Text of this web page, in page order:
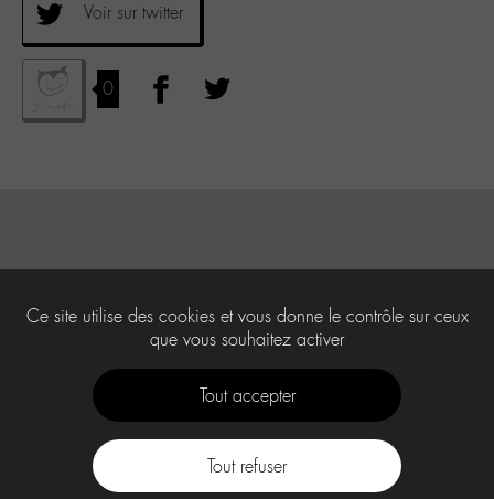
Voir sur twitter
0
Ce site utilise des cookies et vous donne le contrôle sur ceux
que vous souhaitez activer
Tout accepter
Tout refuser